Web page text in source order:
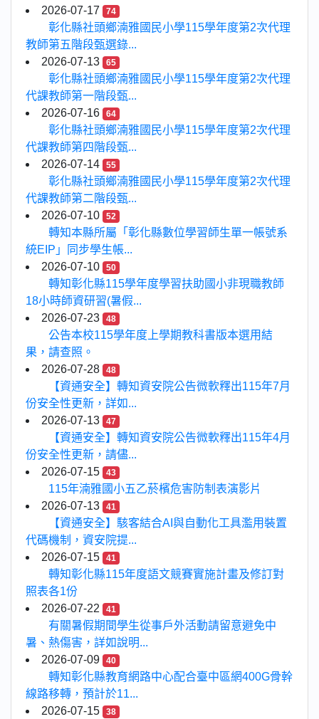
2026-07-17
74
彰化縣社頭鄉湳雅國民小學115學年度第2次代理
教師第五階段甄選錄...
2026-07-13
65
彰化縣社頭鄉湳雅國民小學115學年度第2次代理
代課教師第一階段甄...
2026-07-16
64
彰化縣社頭鄉湳雅國民小學115學年度第2次代理
代課教師第四階段甄...
2026-07-14
55
彰化縣社頭鄉湳雅國民小學115學年度第2次代理
代課教師第二階段甄...
2026-07-10
52
轉知本縣所屬「彰化縣數位學習師生單一帳號系
統EIP」同步學生帳...
2026-07-10
50
轉知彰化縣115學年度學習扶助國小非現職教師
18小時師資研習(暑假...
2026-07-23
48
公告本校115學年度上學期教科書版本選用結
果，請查照。
2026-07-28
48
【資通安全】轉知資安院公告微軟釋出115年7月
份安全性更新，詳如...
2026-07-13
47
【資通安全】轉知資安院公告微軟釋出115年4月
份安全性更新，請儘...
2026-07-15
43
115年湳雅國小五乙菸檳危害防制表演影片
2026-07-13
41
【資通安全】駭客結合AI與自動化工具濫用裝置
代碼機制，資安院提...
2026-07-15
41
轉知彰化縣115年度語文競賽實施計畫及修訂對
照表各1份
2026-07-22
41
有關暑假期間學生從事戶外活動請留意避免中
暑、熱傷害，詳如說明...
2026-07-09
40
轉知彰化縣教育網路中心配合臺中區網400G骨幹
線路移轉，預計於11...
2026-07-15
38